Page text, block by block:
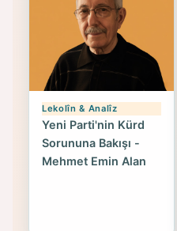
Lekolîn & Analîz
Yeni Parti'nin Kürd
Sorununa Bakışı -
Mehmet Emin Alan